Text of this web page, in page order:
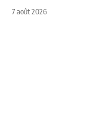
7 août 2026